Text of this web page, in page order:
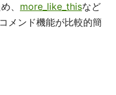
、 more_like_thisなど
メンド機能が比較的簡